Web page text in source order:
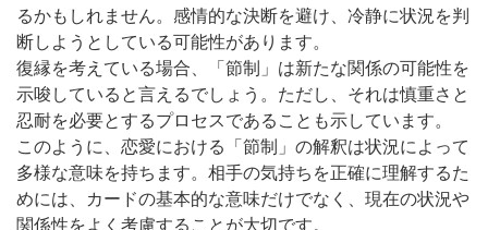
るかもしれません。感情的な決断を避け、冷静に状況を判
断しようとしている可能性があります。
復縁を考えている場合、「節制」は新たな関係の可能性を
示唆していると言えるでしょう。ただし、それは慎重さと
忍耐を必要とするプロセスであることも示しています。
このように、恋愛における「節制」の解釈は状況によって
多様な意味を持ちます。相手の気持ちを正確に理解するた
めには、カードの基本的な意味だけでなく、現在の状況や
関係性をよく考慮することが大切です。